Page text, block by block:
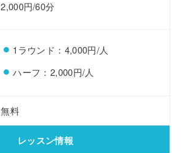
2,000円/60分
1ラウンド：4,000円/人
ハーフ：2,000円/人
無料
レッスン情報